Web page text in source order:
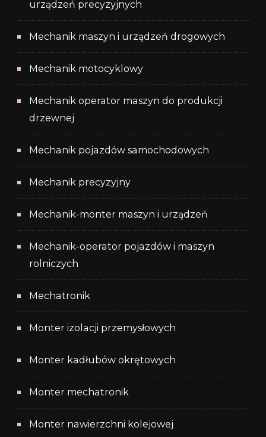
urządzeń precyzyjnych
Mechanik maszyn i urządzeń drogowych
Mechanik motocyklowy
Mechanik operator maszyn do produkcji
drzewnej
Mechanik pojazdów samochodowych
Mechanik precyzyjny
Mechanik-monter maszyn i urządzeń
Mechanik-operator pojazdów i maszyn
rolniczych
Mechatronik
Monter izolacji przemysłowych
Monter kadłubów okrętowych
Monter mechatronik
Monter nawierzchni kolejowej